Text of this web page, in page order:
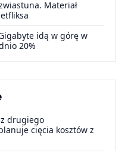
Materiał
idą w górę w
20%
drugiego
cięcia kosztów z